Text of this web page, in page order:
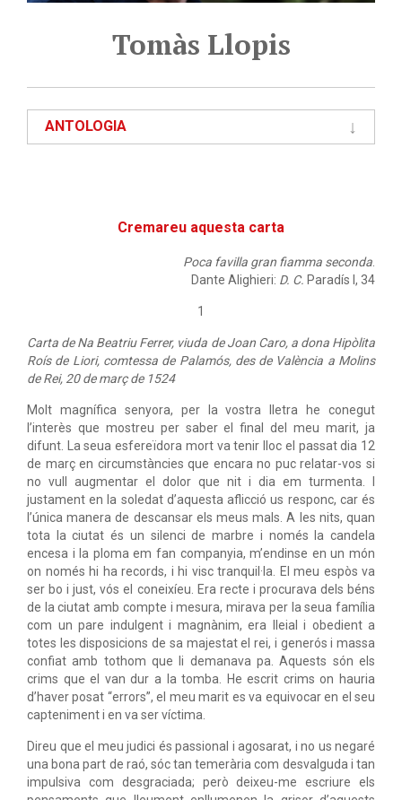
Tomàs Llopis
ANTOLOGIA
Cremareu aquesta carta
Poca favilla gran fiamma seconda
Dante Alighieri: D. C. Paradís I, 34
1
Carta de Na Beatriu Ferrer, viuda de Joan Caro, a dona Hipòlita
Roís de Liori, comtessa de Palamós, des de València a Molins
de Rei, 20 de març de 1524
Molt magnífica senyora, per la vostra lletra he conegut
l’interès que mostreu per saber el final del meu marit, ja
difunt. La seua esfereïdora mort va tenir lloc el passat dia 12
de març en circumstàncies que encara no puc relatar-vos si
no vull augmentar el dolor que nit i dia em turmenta. I
justament en la soledat d’aquesta aflicció us responc, car és
l’única manera de descansar els meus mals. A les nits, quan
tota la ciutat és un silenci de marbre i només la candela
encesa i la ploma em fan companyia, m’endinse en un món
on només hi ha records, i hi visc tranquil·la. El meu espòs va
ser bo i just, vós el coneixíeu. Era recte i procurava dels béns
de la ciutat amb compte i mesura, mirava per la seua família
com un pare indulgent i magnànim, era lleial i obedient a
totes les disposicions de sa majestat el rei, i generós i massa
confiat amb tothom que li demanava pa. Aquests són els
crims que el van dur a la tomba. He escrit crims on hauria
d’haver posat “errors”, el meu marit es va equivocar en el seu
capteniment i en va ser víctima.
Direu que el meu judici és passional i agosarat, i no us negaré
una bona part de raó, sóc tan temerària com desvalguda i tan
impulsiva com desgraciada; però deixeu-me escriure els